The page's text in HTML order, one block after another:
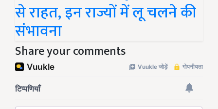
से राहत, इन राज्यों में लू चलने की
संभावना
Share your comments